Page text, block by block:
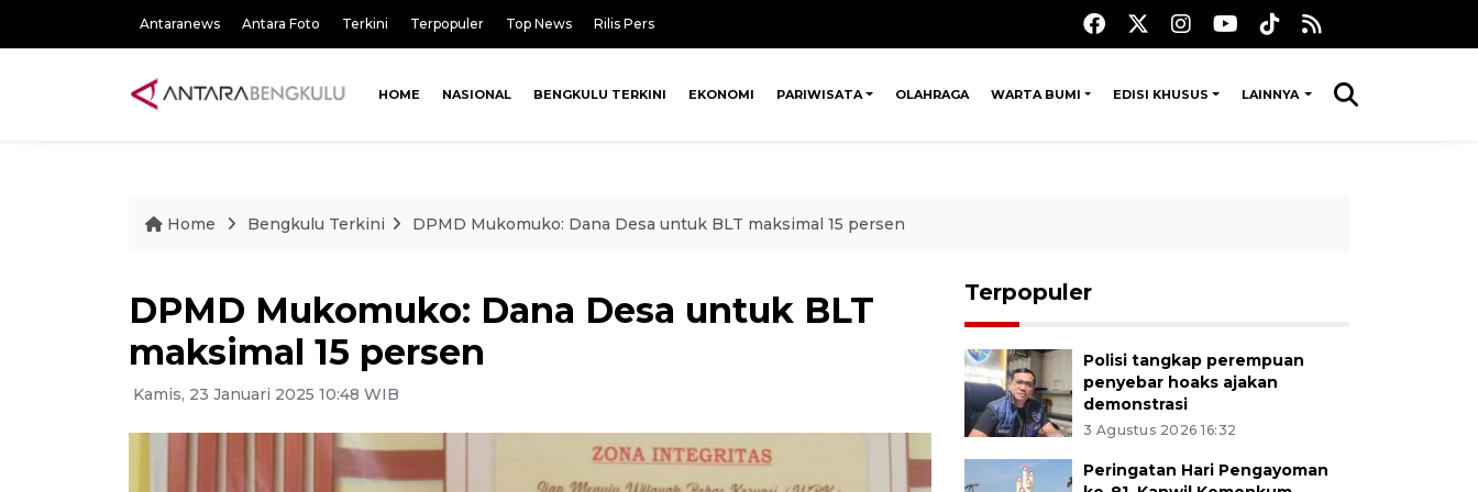
Antaranews Antara Foto Terkini Terpopuler Top News Rilis Pers
HOME NASIONAL BENGKULU TERKINI EKONOMI PARIWISATA OLAHRAGA WARTA BUMI EDISI KHUSUS LAINNYA
Home Bengkulu Terkini DPMD Mukomuko: Dana Desa untuk BLT maksimal 15 persen
DPMD Mukomuko: Dana Desa untuk BLT
maksimal 15 persen
Kamis, 23 Januari 2025 10:48 WIB
Terpopuler
Polisi tangkap perempuan
penyebar hoaks ajakan
demonstrasi
3 Agustus 2026 16:32
Peringatan Hari Pengayoman